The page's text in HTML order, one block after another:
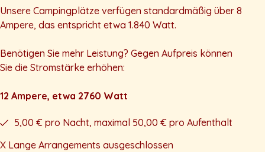
Unsere Campingplätze verfügen standardmäßig über 8
Ampere, das entspricht etwa 1.840 Watt.
Benötigen Sie mehr Leistung? Gegen Aufpreis können
Sie die Stromstärke erhöhen:
12 Ampere, etwa 2760 Watt
5,00 € pro Nacht, maximal 50,00 € pro Aufenthalt
X Lange Arrangements ausgeschlossen